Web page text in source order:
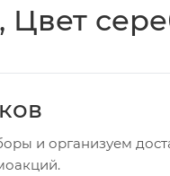
Цвет
и организуем